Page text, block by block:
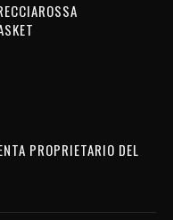
PROPRIETARIO DEL